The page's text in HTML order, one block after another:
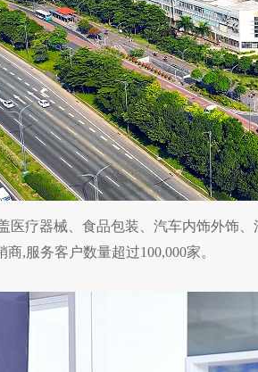
医疗器械、食品包装、汽车内饰外饰
商,服务客户数量超过100,000家。